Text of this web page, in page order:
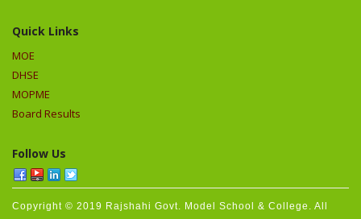
Quick Links
MOE
DHSE
MOPME
Board Results
Follow Us
Copyright © 2019 Rajshahi Govt. Model School & College. All